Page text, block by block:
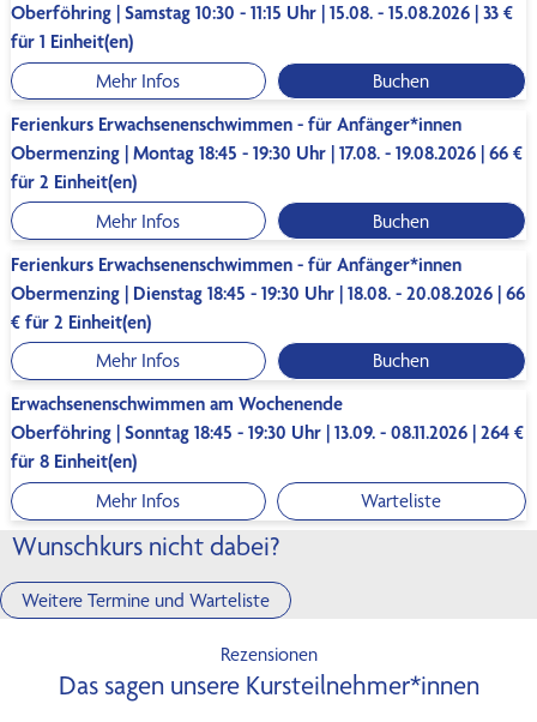
Oberföhring | Samstag 10:30 - 11:15 Uhr | 15.08. - 15.08.2026 | 33 €
für 1 Einheit(en)
Mehr Infos
Buchen
Ferienkurs Erwachsenenschwimmen - für Anfänger*innen
Obermenzing | Montag 18:45 - 19:30 Uhr | 17.08. - 19.08.2026 | 66 €
für 2 Einheit(en)
Mehr Infos
Buchen
Ferienkurs Erwachsenenschwimmen - für Anfänger*innen
Obermenzing | Dienstag 18:45 - 19:30 Uhr | 18.08. - 20.08.2026 | 66
€ für 2 Einheit(en)
Mehr Infos
Buchen
Erwachsenenschwimmen am Wochenende
Oberföhring | Sonntag 18:45 - 19:30 Uhr | 13.09. - 08.11.2026 | 264 €
für 8 Einheit(en)
Mehr Infos
Warteliste
Wunschkurs nicht dabei?
Weitere Termine und Warteliste
Rezensionen
Das sagen unsere Kursteilnehmer*innen